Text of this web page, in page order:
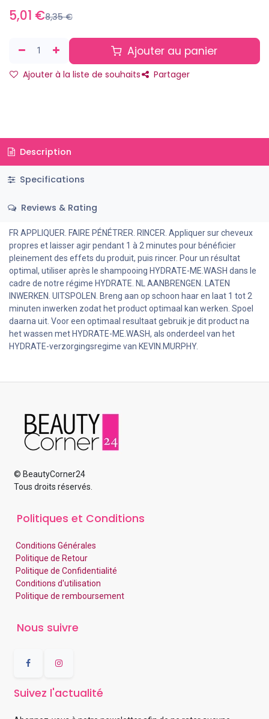
5,01 €8,35€
Ajouter au panier
Ajouter à la liste de souhaits Partager
Description
Specifications
Reviews & Rating
FR APPLIQUER. FAIRE PÉNÉTRER. RINCER. Appliquer sur cheveux
propres et laisser agir pendant 1 à 2 minutes pour bénéficier
pleinement des effets du produit, puis rincer. Pour un résultat
optimal, utiliser après le shampooing HYDRATE-ME.WASH dans le
cadre de notre régime HYDRATE. NL AANBRENGEN. LATEN
INWERKEN. UITSPOLEN. Breng aan op schoon haar en laat 1 tot 2
minuten inwerken zodat het product optimaal kan werken. Spoel
daarna uit. Voor een optimaal resultaat gebruik je dit product na
het wassen met HYDRATE-ME.WASH, als onderdeel van het
HYDRATE-verzorgingsregime van KEVIN.MURPHY.
© BeautyCorner24
Tous droits réservés.
Politiques et Conditions
Conditions Générales
Politique de Retour
Politique de Confidentialité
Conditions d'utilisation
Politique de remboursement
Nous suivre
Suivez l'actualité